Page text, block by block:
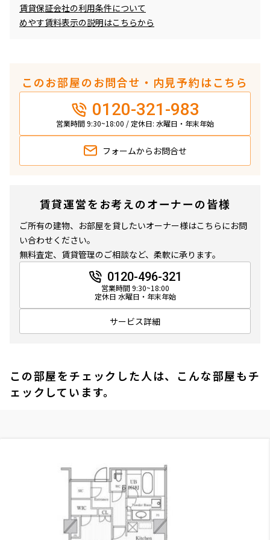
賃貸保証会社の利用条件について
めやす賃料表示の説明はこちらから
このお部屋のお問合せ・内見予約はこちら
0120-321-983
営業時間 9:30~18:00 / 定休日: 水曜日・年末年始
フォームから お問合せ
賃貸運営をお考えのオーナーの皆様
ご所有の建物、お部屋を貸したいオーナー様はこちらにお問
い合わせください。
無料査定、賃貸管理のご相談など、柔軟に承ります。
0120-496-321
営業時間 9:30~18:00
定休日 水曜日・年末年始
サービス詳細
この部屋をチェックした人は、こんな部屋もチ
ェックしています。